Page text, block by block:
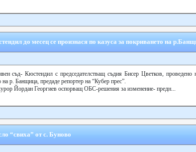
до месец се произнася по казуса за покриването на
съд- Кюстендил с председателстващ съдия Бисер Цветков,
р. Банщица, предаде репортер на “Кубер прес”.
Йордан Георгиев оспорващ ОБС-решения за изменение- предн...
“свиха” от с. Буново